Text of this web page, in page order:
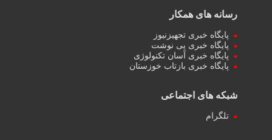
رسانه های همکار
پایگاه خبری تجهیزنیوز
پایگاه خبری پی نوشت
پایگاه خبری آسان تکنولوژی
پایگاه خبری بازتاب خوزستان
شبکه های اجتماعی
تلگرام